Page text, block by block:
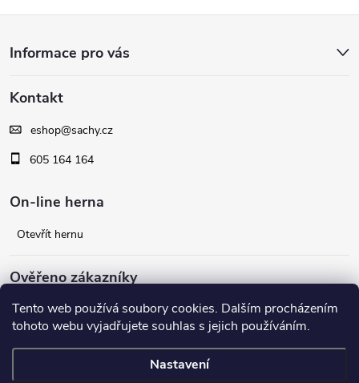
Tento web používá soubory cookies. Dalším procházením
tohoto webu vyjadřujete souhlas s jejich používáním.
Nastavení
p
a
Informace pro vás
Kontakt
eshop@sachy.cz
605 164 164
On-line herna
Otevřít hernu
Ověřeno zákazníky
Facebook